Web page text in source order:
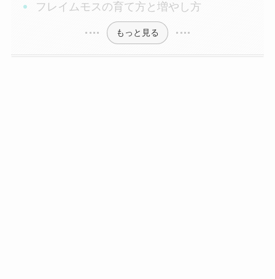
フレイムモスの育て方と増やし方
もっと見る